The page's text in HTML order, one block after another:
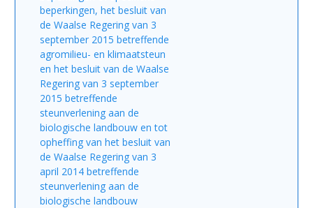
beperkingen, het besluit van
de Waalse Regering van 3
september 2015 betreffende
agromilieu- en klimaatsteun
en het besluit van de Waalse
Regering van 3 september
2015 betreffende
steunverlening aan de
biologische landbouw en tot
opheffing van het besluit van
de Waalse Regering van 3
april 2014 betreffende
steunverlening aan de
biologische landbouw